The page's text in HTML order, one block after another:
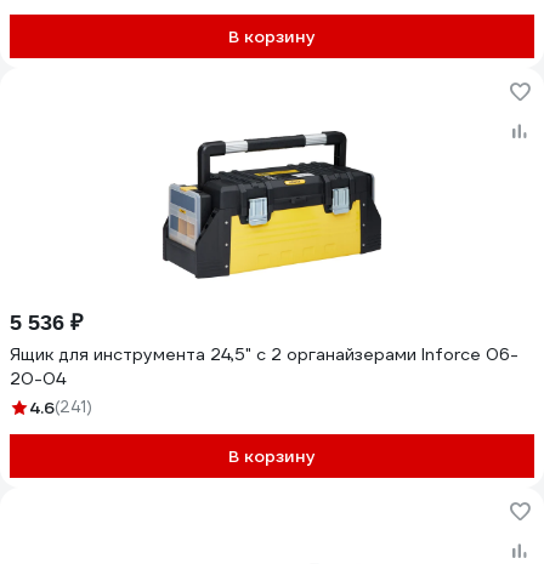
В корзину
5 536 ₽
Ящик для инструмента 24,5" с 2 органайзерами Inforce 06-
20-04
4.6(241)
В корзину